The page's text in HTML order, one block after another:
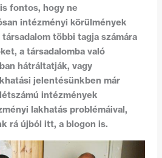
fontos, hogy ne
intézményi körülmények
többi tagja számára
a társadalomba való
hátráltatják, vagy
jelentésünkben már
intézmények
lakhatás problémáival,
rá újból itt, a blogon is.